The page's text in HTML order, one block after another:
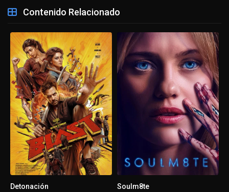
Contenido Relacionado
Detonación Soulm8te